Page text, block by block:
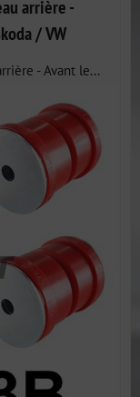
arrière -
/ VW
- Avant le...